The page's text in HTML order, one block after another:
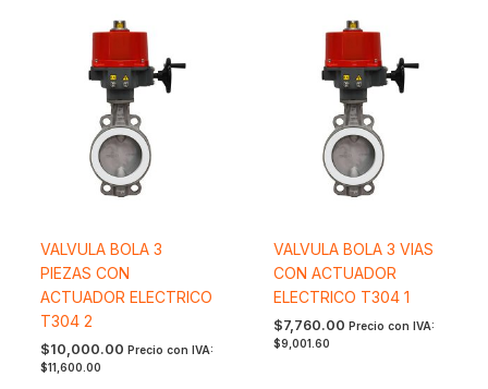
VALVULA BOLA 3
PIEZAS CON
ACTUADOR ELECTRICO
T304 2
$10,000.00 Precio con IVA:
$11,600.00
VALVULA BOLA 3 VIAS
CON ACTUADOR
ELECTRICO T304 1
$7,760.00 Precio con IVA:
$9,001.60